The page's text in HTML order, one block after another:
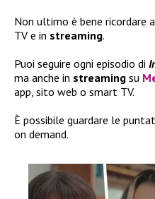
Non ultimo è bene ricordare
TV e in streaming.
Puoi seguire ogni episodio di
ma anche in streaming su
app, sito web o smart TV.
È possibile guardare le
on demand.